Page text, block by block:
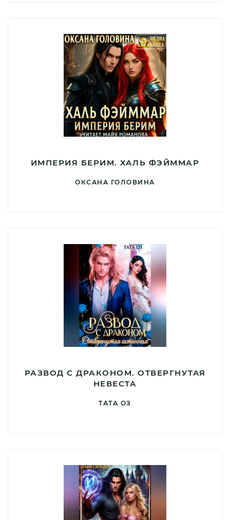
ИМПЕРИЯ БЕРИМ. ХАЛЬ ФЭЙММАР
ОКСАНА ГОЛОВИНА
РАЗВОД С ДРАКОНОМ. ОТВЕРГНУТАЯ
НЕВЕСТА
ТАТА ОЗ